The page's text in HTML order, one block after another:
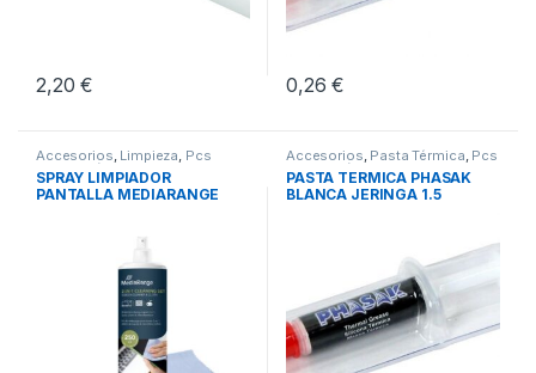
2,20€ 0,26€
Accesorios, Limpieza, Pcs
Integración
SPRAY LIMPIADOR
PANTALLA MEDIARANGE
Accesorios, Pasta Térmica, Pcs
Integración
PASTA TERMICA PHASAK
BLANCA JERINGA 1.5